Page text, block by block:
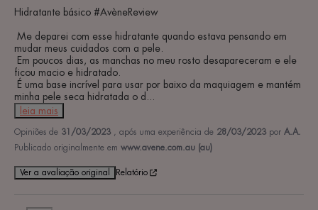
Hidratante básico #AvèneReview
mudar meus cuidados com a pele.
ficou macio e hidratado.
minha pele seca hidratada o d
leia mais
Opiniões de 31/03/2023 , após uma experiência de 28/03/2023 por A.A.
Publicado originalmente em www.avene.com.au (au)
Ver a avaliação original Relatório